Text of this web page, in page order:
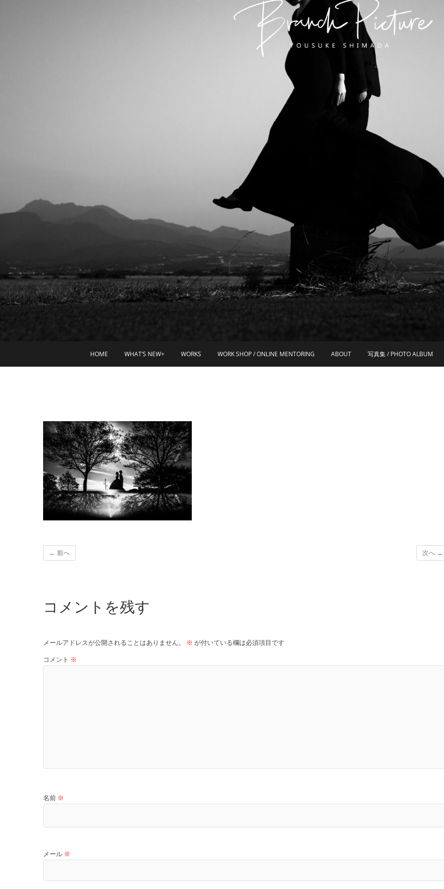
ブランチピクチャー
HOME WHAT’S NEW+ WORKS WORK SHOP / ONLINE MENTORING ABOUT 写真集 / PHOTO ALBUM
← 前へ 次へ →
コメントを残す
メールアドレスが公開されることはありません。 ※ が付いている欄は必須項目です
コメント ※
名前 ※
メール ※